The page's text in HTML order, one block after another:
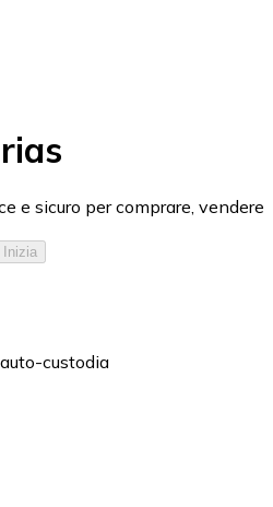
e sicuro per comprare, vendere
Inizia
custodia